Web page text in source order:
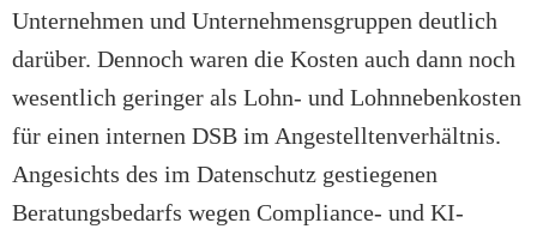
Unternehmen und Unternehmensgruppen deutlich
darüber. Dennoch waren die Kosten auch dann noch
wesentlich geringer als Lohn- und Lohnnebenkosten
für einen internen DSB im Angestelltenverhältnis.
Angesichts des im Datenschutz gestiegenen
Beratungsbedarfs wegen Compliance- und KI-